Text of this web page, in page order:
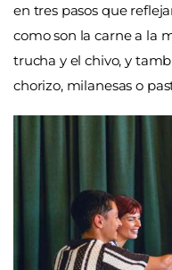
en tres pasos que
como son la carne a la
trucha y el chivo, y
chorizo, milanesas o